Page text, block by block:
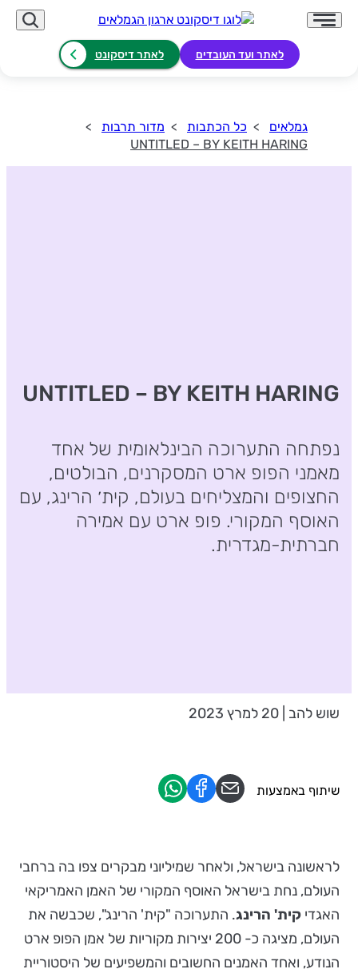
לאתר ועד העובדים לאתר דיסקונט
גמלאים כל הכתבות
מדור תרבות
UNTITLED – BY KEITH HARING
UNTITLED – BY KEITH HARING
נפתחה התערוכה הבינלאומית של אחד
מאמני הפופ ארט המסקרנים, הבולטים,
החצופים והמצליחים בעולם, קית׳ הרינג, עם
האוסף המקורי. פופ ארט עם אמירה
חברתית-מגדרית.
שוש להב | 20 למרץ 2023
לראשונה בישראל, ולאחר שמיליוני מבקרים צפו בה ברחבי
העולם, נחת בישראל האוסף המקורי של האמן האמריקאי
האגדי קית' הרינג. התערוכה "קית' הרינג", שכבשה את
העולם, מציגה כ- 200 יצירות מקוריות של אמן הפופ ארט
הנודע, ואחד האמנים החשובים והמשפיעים של היסטוריית
שיתוף באמצעות